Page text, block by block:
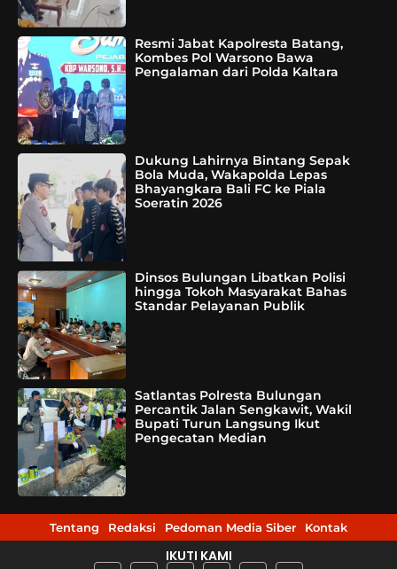
Resmi Jabat Kapolresta Batang,
Kombes Pol Warsono Bawa
Pengalaman dari Polda Kaltara
Dukung Lahirnya Bintang Sepak
Bola Muda, Wakapolda Lepas
Bhayangkara Bali FC ke Piala
Soeratin 2026
Dinsos Bulungan Libatkan Polisi
hingga Tokoh Masyarakat Bahas
Standar Pelayanan Publik
Satlantas Polresta Bulungan
Percantik Jalan Sengkawit, Wakil
Bupati Turun Langsung Ikut
Pengecatan Median
Tentang Redaksi Pedoman Media Siber Kontak
IKUTI KAMI